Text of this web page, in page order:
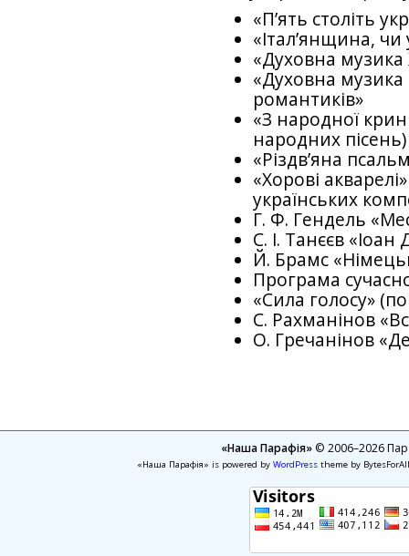
«П’ять століть
«Італ’янщина,
«Духовна музика
«Духовна музика
романтиків»
«З народної
народних пісень)
«Різдв’яна
«Хорові
українських
Г. Ф. Гендель
С. І. Танєєв «Іоан
Й. Брамс
Програма
«Сила голосу»
С. Рахманінов
О. Гречанінов
«Наша Парафія»© 2006–2026
«Наша Парафія» is powered by WordPresstheme by